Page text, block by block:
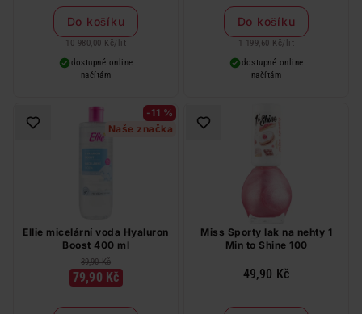
Do košíku
10 980,00 Kč/ lit
dostupné online
načítám
libovolné kombinaci, nejlevnější
produkt zdarma. Neplatí na
barvy na vlasy a cestovní balení.
Do košíku
1 199,60 Kč/ lit
dostupné online
načítám
-11 %
Naše značka
Ellie micelární voda Hyaluron
Boost 400 ml
89,90 Kč
79,90 Kč
Miss Sporty lak na nehty 1
Min to Shine 100
49,90 Kč